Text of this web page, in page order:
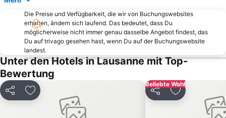
Domaine skiable
Morzine Harley Days
Labyrinthe Aventure
Les Portes du soleil
Cailler Schokoladenfabrik
La Givrine
Flughafen Lausanne-Blécherette
Montchoisi
Casino d'Evian
Beaulieu - Grey - Boisy
Schloss Chillon
La Maison du Gruyère
Leman-Forest
Stadion Olympique de la Pontaise
Schloß von Gruyères
Die Preise und Verfügbarkeit, die wir von Buchungswebsites
erhalten, ändern sich laufend. Das bedeutet, dass Du
möglicherweise nicht immer genau dasselbe Angebot findest, das
Du auf trivago gesehen hast, wenn Du auf der Buchungswebsite
landest.
Unter den Hotels in Lausanne mit Top-
Bewertung
Teilen Zu Favoriten hinzufügen
Beliebte Wahl
Teilen Zu Favoriten